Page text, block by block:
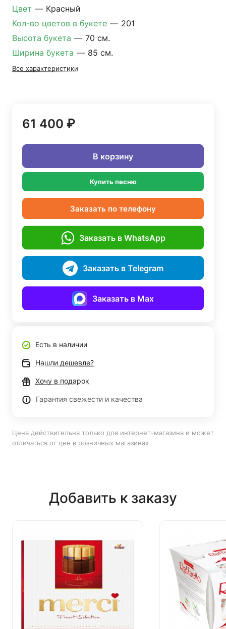
Цвет — Красный
Кол-во цветов в букете — 201
Высота букета — 70 см.
Ширина букета — 85 см.
Все характеристики
61 400 ₽
В корзину
Купить песню
Заказать по телефону
Заказать в WhatsApp
Заказать в Telegram
Заказать в Max
Есть в наличии
Нашли дешевле?
Хочу в подарок
Гарантия свежести и качества
Цена действительна только для интернет-магазина и может
отличаться от цен в розничных магазинах
Добавить к заказу